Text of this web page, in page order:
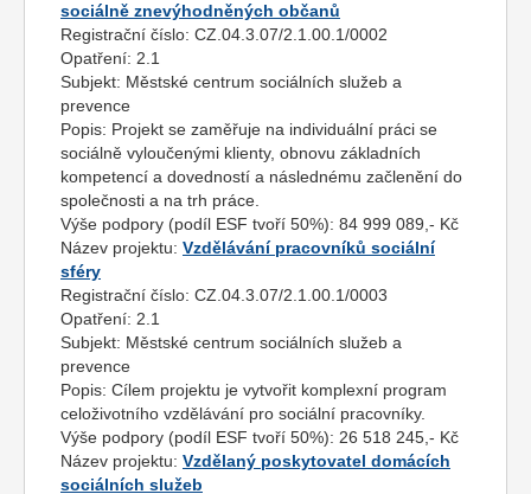
sociálně znevýhodněných občanů
Registrační číslo: CZ.04.3.07/2.1.00.1/0002
Opatření: 2.1
Subjekt: Městské centrum sociálních služeb a
prevence
Popis: Projekt se zaměřuje na individuální práci se
sociálně vyloučenými klienty, obnovu základních
kompetencí a dovedností a následnému začlenění do
společnosti a na trh práce.
Výše podpory (podíl ESF tvoří 50%): 84 999 089,- Kč
Název projektu: Vzdělávání pracovníků sociální
sféry
Registrační číslo: CZ.04.3.07/2.1.00.1/0003
Opatření: 2.1
Subjekt: Městské centrum sociálních služeb a
prevence
Popis: Cílem projektu je vytvořit komplexní program
celoživotního vzdělávání pro sociální pracovníky.
Výše podpory (podíl ESF tvoří 50%): 26 518 245,- Kč
Název projektu: Vzdělaný poskytovatel domácích
sociálních služeb